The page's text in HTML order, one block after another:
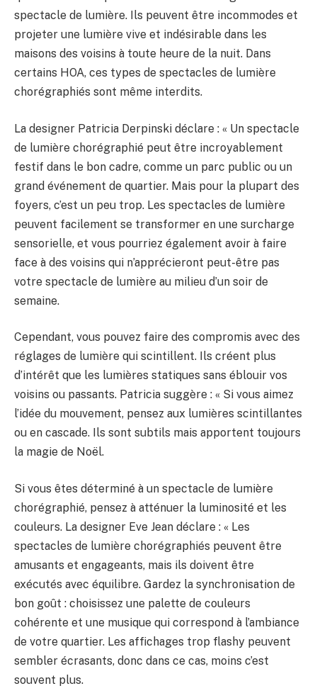
spectacle de lumière. Ils peuvent être incommodes et
projeter une lumière vive et indésirable dans les
maisons des voisins à toute heure de la nuit. Dans
certains HOA, ces types de spectacles de lumière
chorégraphiés sont même interdits.
La designer Patricia Derpinski déclare : « Un spectacle
de lumière chorégraphié peut être incroyablement
festif dans le bon cadre, comme un parc public ou un
grand événement de quartier. Mais pour la plupart des
foyers, c’est un peu trop. Les spectacles de lumière
peuvent facilement se transformer en une surcharge
sensorielle, et vous pourriez également avoir à faire
face à des voisins qui n’apprécieront peut-être pas
votre spectacle de lumière au milieu d’un soir de
semaine.
Cependant, vous pouvez faire des compromis avec des
réglages de lumière qui scintillent. Ils créent plus
d’intérêt que les lumières statiques sans éblouir vos
voisins ou passants. Patricia suggère : « Si vous aimez
l’idée du mouvement, pensez aux lumières scintillantes
ou en cascade. Ils sont subtils mais apportent toujours
la magie de Noël.
Si vous êtes déterminé à un spectacle de lumière
chorégraphié, pensez à atténuer la luminosité et les
couleurs. La designer Eve Jean déclare : « Les
spectacles de lumière chorégraphiés peuvent être
amusants et engageants, mais ils doivent être
exécutés avec équilibre. Gardez la synchronisation de
bon goût : choisissez une palette de couleurs
cohérente et une musique qui correspond à l’ambiance
de votre quartier. Les affichages trop flashy peuvent
sembler écrasants, donc dans ce cas, moins c’est
souvent plus.